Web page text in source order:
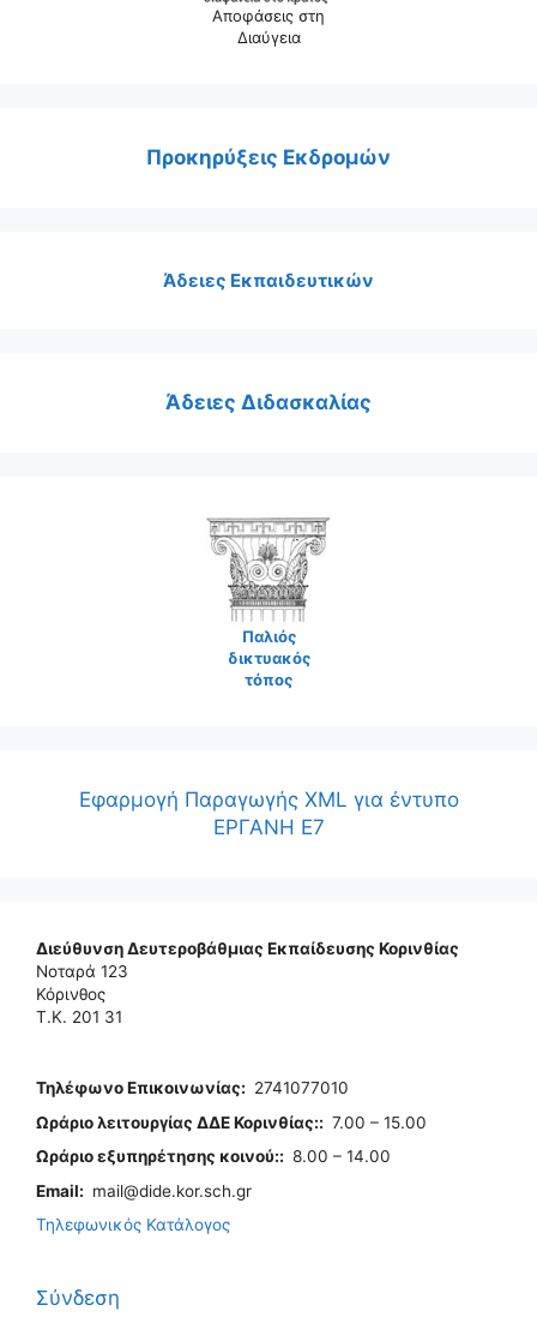
Αποφάσεις στη
Διαύγεια
Προκηρύξεις Εκδρομών
Άδειες Εκπαιδευτικών
Άδειες Διδασκαλίας
Παλιός
δικτυακός
τόπος
Εφαρμογή Παραγωγής XML για έντυπο
ΕΡΓΑΝΗ Ε7
Διεύθυνση Δευτεροβάθμιας Εκπαίδευσης Κορινθίας
Νοταρά 123
Κόρινθος
Τ.Κ. 201 31
Τηλέφωνo Επικοινωνίας: 2741077010
Ωράριο λειτουργίας ΔΔΕ Κορινθίας:: 7.00 – 15.00
Ωράριο εξυπηρέτησης κοινού:: 8.00 – 14.00
Email: mail@dide.kor.sch.gr
Τηλεφωνικός Κατάλογος
Σύνδεση